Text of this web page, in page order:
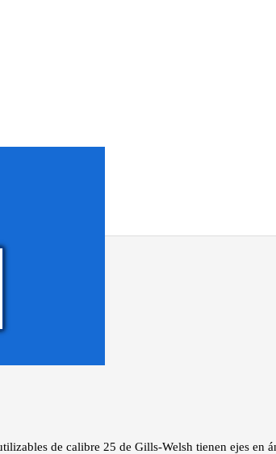
de calibre 25 de Gills-Welsh tienen ejes